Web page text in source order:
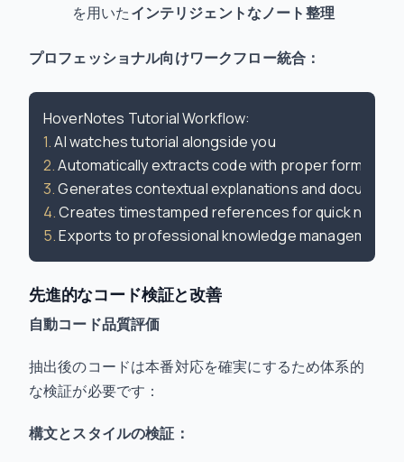
を用いたインテリジェントなノート整理
プロフェッショナル向けワークフロー統合：
1.
2.
3.
4.
5.
先進的なコード検証と改善
自動コード品質評価
抽出後のコードは本番対応を確実にするため体系的
な検証が必要です：
構文とスタイルの検証：